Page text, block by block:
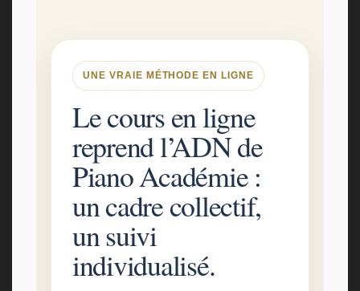
UNE VRAIE MÉTHODE EN LIGNE
Le cours en ligne
reprend l’ADN de
Piano Académie :
un cadre collectif,
un suivi
individualisé.